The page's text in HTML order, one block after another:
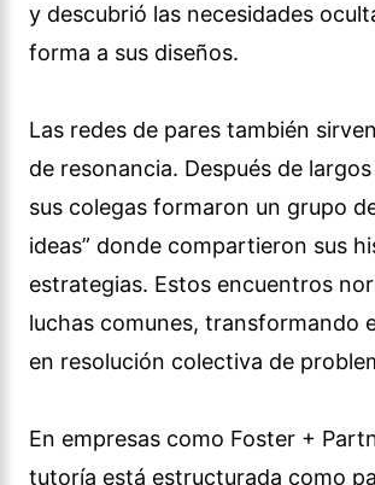
y descubrió las necesidades
forma a sus diseños.
Las redes de pares también
de resonancia. Después de
sus colegas formaron un grupo
ideas” donde compartieron sus
estrategias. Estos encuentros
luchas comunes, transformando
en resolución colectiva de
En empresas como Foster +
tutoría está estructurada como